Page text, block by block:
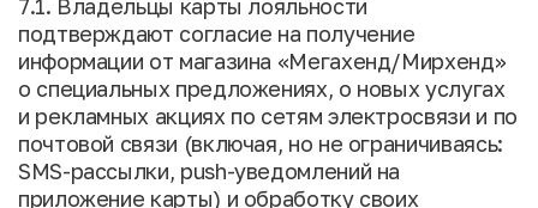
7.1. Владельцы карты лояльности
подтверждают согласие на получение
информации от магазина «Мегахенд/Мирхенд»
о специальных предложениях, о новых услугах
и рекламных акциях по сетям электросвязи и по
почтовой связи (включая, но не ограничиваясь:
SMS-рассылки, push-уведомлений на
приложение карты) и обработку своих